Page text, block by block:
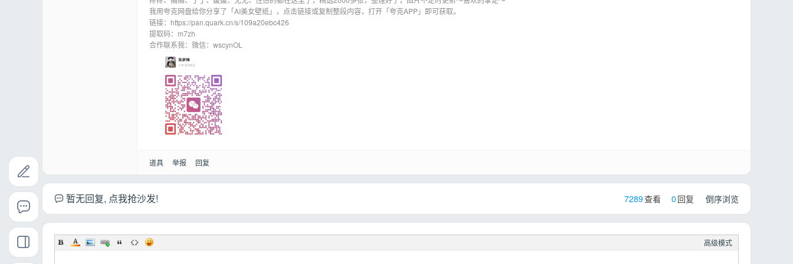
我用夸克网盘给你分享了「AI美女壁纸」，点击链接或复制整段内容，打开「夸克APP」即可获取。
链接：https://pan.quark.cn/s/109a20ebc426
提取码：m7zh
合作联系我：微信：wscynOL
道具 举报 回复
暂无回复, 点我抢沙发! 倒序浏览
7289查看 0 回复
高级模式